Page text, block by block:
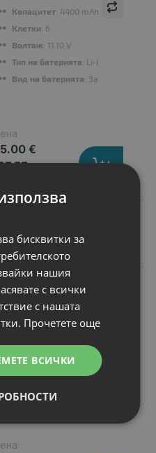
Капацитет: 4400 mAh
Клетки: 6
Волтаж: 11.10 V
Тип на батерията: Li-Ion
Вид на батерията: Заместител
€
лв.
за лаптоп
Inspiron
:
бисквитки за
нашия
с всички
с нашата
Прочетете още
ВСИЧКИ